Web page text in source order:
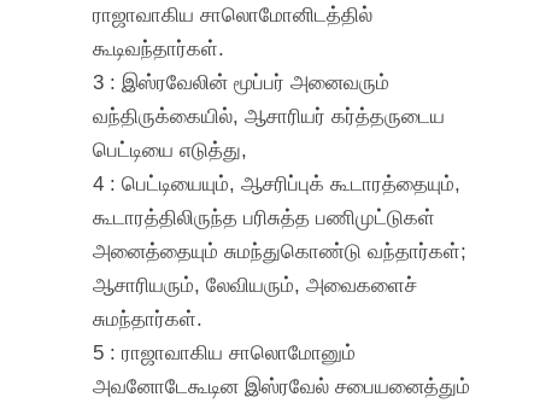
ராஜாவாகிய சாலொமோனிடத்தில்
கூடிவந்தார்கள்.
3 : இஸ்ரவேலின் மூப்பர் அனைவரும்
வந்திருக்கையில், ஆசாரியர் கர்த்தருடைய
பெட்டியை எடுத்து,
4 : பெட்டியையும், ஆசரிப்புக் கூடாரத்தையும்,
கூடாரத்திலிருந்த பரிசுத்த பணிமுட்டுகள்
அனைத்தையும் சுமந்துகொண்டு வந்தார்கள்;
ஆசாரியரும், லேவியரும், அவைகளைச்
சுமந்தார்கள்.
5 : ராஜாவாகிய சாலொமோனும்
அவனோடேகூடின இஸ்ரவேல் சபையனைத்தும்